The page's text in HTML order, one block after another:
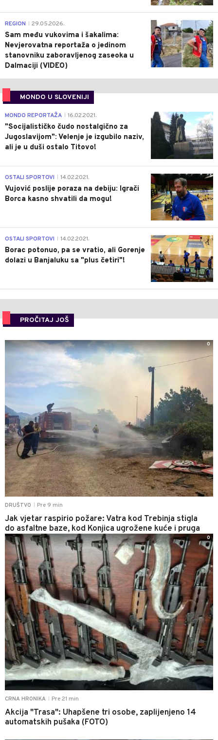
0
REGION 29.05.2026.
Sam među vukovima i šakalima:
Nevjerovatna reportaža o jedinom
stanovniku zaboravljenog zaseoka u
Dalmaciji (VIDEO)
MONDO U SLOVENIJI
4
MONDO REPORTAŽA 16.02.2021.
"Socijalističko čudo nostalgično za
Jugoslavijom": Velenje je izgubilo naziv,
ali je u duši ostalo Titovo!
1
OSTALI SPORTOVI 14.02.2021.
Vujović poslije poraza na debiju: Igrači
Borca kasno shvatili da mogu!
3
OSTALI SPORTOVI 14.02.2021.
Borac potonuo, pa se vratio, ali Gorenje
dolazi u Banjaluku sa "plus četiri"!
PROČITAJ JOŠ
DRUŠTVO Pre 9 min
Jak vjetar raspirio požare: Vatra kod Trebinja stigla
do asfaltne baze, kod Konjica ugrožene kuće i pruga
0
CRNA HRONIKA Pre 21 min
Akcija "Trasa": Uhapšene tri osobe, zaplijenjeno 14
automatskih pušaka (FOTO)
0